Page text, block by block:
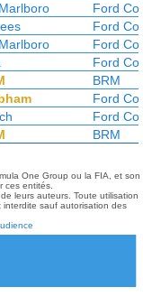
Ford
Ford
Ford
Ford
BRM
Ford
Ford
BRM
One Group ou la FIA, et son
ces entités.
leurs auteurs. Toute utilisation
sauf autorisation des